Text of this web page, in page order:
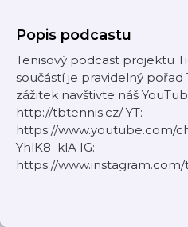
Popis podcastu
Tenisový podcast projektu
součástí je pravidelný pořad
zážitek navštivte náš
http://tbtennis.cz/ YT:
https://www.youtube.com/
YhlK8_klA IG:
https://